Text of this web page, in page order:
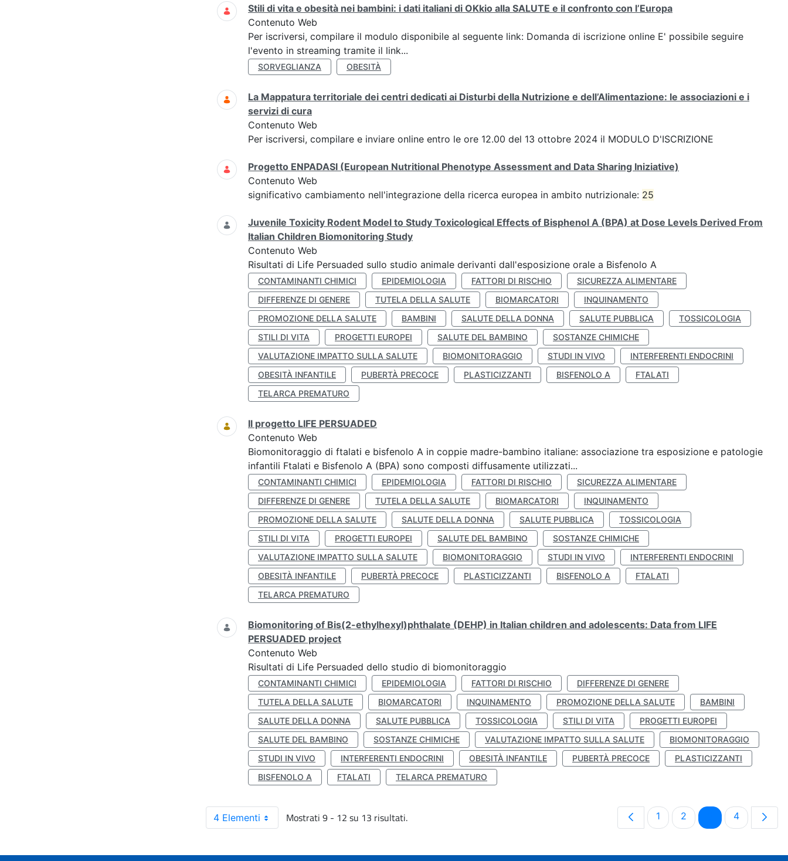
Stili di vita e obesità nei bambini: i dati italiani di OKkio alla SALUTE e il confronto con l’Europa
Contenuto Web
Per iscriversi, compilare il modulo disponibile al seguente link: Domanda di iscrizione online E' possibile seguire
l'evento in streaming tramite il link...
SORVEGLIANZA OBESITÀ
La Mappatura territoriale dei centri dedicati ai Disturbi della Nutrizione e dell’Alimentazione: le associazioni e i
servizi di cura
Contenuto Web
Per iscriversi, compilare e inviare online entro le ore 12.00 del 13 ottobre 2024 il MODULO D'ISCRIZIONE
Progetto ENPADASI (European Nutritional Phenotype Assessment and Data Sharing Iniziative)
Contenuto Web
significativo cambiamento nell'integrazione della ricerca europea in ambito nutrizionale: 25
Juvenile Toxicity Rodent Model to Study Toxicological Effects of Bisphenol A (BPA) at Dose Levels Derived From
Italian Children Biomonitoring Study
Contenuto Web
Risultati di Life Persuaded sullo studio animale derivanti dall'esposizione orale a Bisfenolo A
CONTAMINANTI CHIMICI EPIDEMIOLOGIA FATTORI DI RISCHIO
SICUREZZA ALIMENTARE
DIFFERENZE DI GENERE
TUTELA DELLA SALUTE BIOMARCATORI
INQUINAMENTO
PROMOZIONE DELLA SALUTE
BAMBINI SALUTE DELLA DONNA SALUTE PUBBLICA
TOSSICOLOGIA
STILI DI VITA
PROGETTI EUROPEI SALUTE DEL BAMBINO
SOSTANZE CHIMICHE
VALUTAZIONE IMPATTO SULLA SALUTE
BIOMONITORAGGIO STUDI IN VIVO
INTERFERENTI ENDOCRINI
OBESITÀ INFANTILE
PUBERTÀ PRECOCE PLASTICIZZANTI BISFENOLO A
FTALATI
TELARCA PREMATURO
Il progetto LIFE PERSUADED
Contenuto Web
Biomonitoraggio di ftalati e bisfenolo A in coppie madre-bambino italiane: associazione tra esposizione e patologie
infantili Ftalati e Bisfenolo A (BPA) sono composti diffusamente utilizzati...
CONTAMINANTI CHIMICI EPIDEMIOLOGIA FATTORI DI RISCHIO
SICUREZZA ALIMENTARE
DIFFERENZE DI GENERE
TUTELA DELLA SALUTE BIOMARCATORI
INQUINAMENTO
PROMOZIONE DELLA SALUTE
SALUTE DELLA DONNA SALUTE PUBBLICA
TOSSICOLOGIA
STILI DI VITA
PROGETTI EUROPEI SALUTE DEL BAMBINO
SOSTANZE CHIMICHE
VALUTAZIONE IMPATTO SULLA SALUTE
BIOMONITORAGGIO STUDI IN VIVO
INTERFERENTI ENDOCRINI
OBESITÀ INFANTILE
PUBERTÀ PRECOCE PLASTICIZZANTI BISFENOLO A
FTALATI
TELARCA PREMATURO
Biomonitoring of Bis(2-ethylhexyl)phthalate (DEHP) in Italian children and adolescents: Data from LIFE
PERSUADED project
Contenuto Web
Risultati di Life Persuaded dello studio di biomonitoraggio
CONTAMINANTI CHIMICI EPIDEMIOLOGIA FATTORI DI RISCHIO
DIFFERENZE DI GENERE
TUTELA DELLA SALUTE
BIOMARCATORI INQUINAMENTO PROMOZIONE DELLA SALUTE
BAMBINI
SALUTE DELLA DONNA
SALUTE PUBBLICA TOSSICOLOGIA STILI DI VITA
PROGETTI EUROPEI
SALUTE DEL BAMBINO
SOSTANZE CHIMICHE VALUTAZIONE IMPATTO SULLA SALUTE
BIOMONITORAGGIO
STUDI IN VIVO
INTERFERENTI ENDOCRINI OBESITÀ INFANTILE PUBERTÀ PRECOCE
PLASTICIZZANTI
BISFENOLO A
FTALATI TELARCA PREMATURO
4 Elementi Mostrati 9 - 12 su 13 risultati. Pagina
1 Pagina
2 PaginaPagina
4